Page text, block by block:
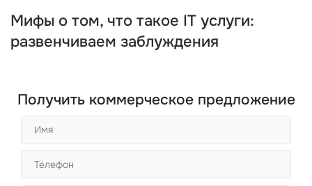
Мифы о том, что такое IT услуги:
развенчиваем заблуждения
Получить коммерческое предложение